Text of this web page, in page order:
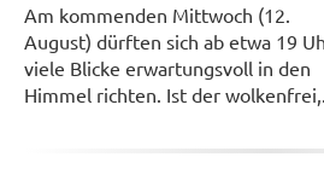
Am kommenden Mittwoch (12.
August) dürften sich ab etwa 19
viele Blicke erwartungsvoll in den
Himmel richten. Ist der wolkenfrei,...